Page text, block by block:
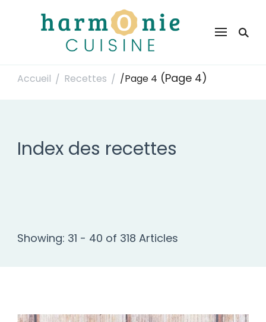
Harmonie Cuisine
Accueil / Recettes / /Page 4 (Page 4)
Index des recettes
Showing: 31 - 40 of 318 Articles